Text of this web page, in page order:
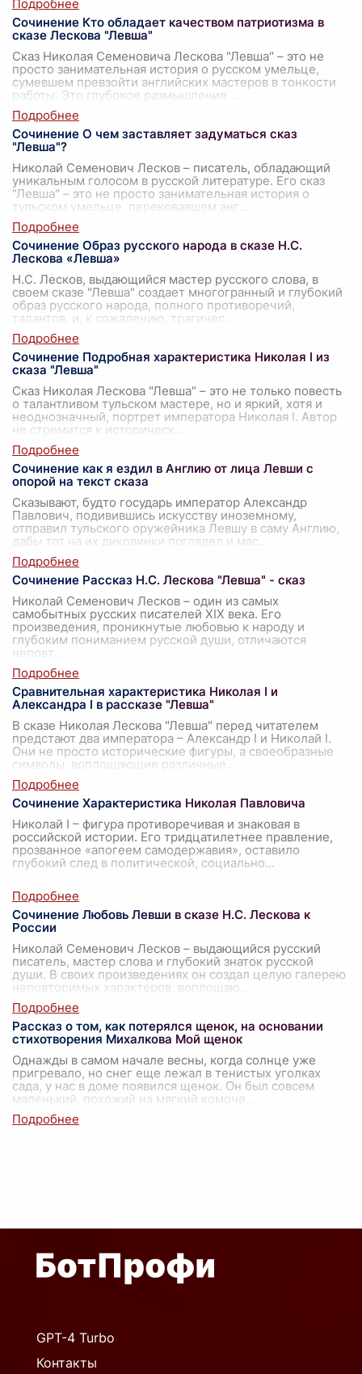
Сочинение Кто обладает качеством патриотизма в
сказе Лескова "Левша"
Сказ Николая Семеновича Лескова "Левша" – это не
просто занимательная история о русском умельце,
сумевшем превзойти английских мастеров в тонкости
работы. Это глубокое размышление
Сочинение О чем заставляет задуматься сказ
"Левша"?
Николай Семенович Лесков – писатель, обладающий
уникальным голосом в русской литературе. Его сказ
"Левша" – это не просто занимательная история о
тульском умельце, перековавшем анг
Сочинение Образ русского народа в сказе Н.С.
Лескова «Левша»
Н.С. Лесков, выдающийся мастер русского слова, в
своем сказе "Левша" создает многогранный и глубокий
образ русского народа, полного противоречий,
талантов, и, к сожалению, трагичес
Сочинение Подробная характеристика Николая I из
сказа "Левша"
Сказ Николая Лескова "Левша" – это не только повесть
о талантливом тульском мастере, но и яркий, хотя и
неоднозначный, портрет императора Николая I. Автор
не стремится к историческ
Сочинение как я ездил в Англию от лица Левши с
опорой на текст сказа
Сказывают, будто государь император Александр
Павлович, подивившись искусству иноземному,
отправил тульского оружейника Левшу в саму Англию,
дабы тот на их диковинки поглядел и мас
Сочинение Рассказ Н.С. Лескова "Левша" - сказ
Николай Семенович Лесков – один из самых
самобытных русских писателей XIX века. Его
произведения, проникнутые любовью к народу и
глубоким пониманием русской души, отличаются
неповт
Сравнительная характеристика Николая I и
Александра I в рассказе "Левша"
В сказе Николая Лескова "Левша" перед читателем
предстают два императора – Александр I и Николай I.
Они не просто исторические фигуры, а своеобразные
символы, воплощающие различные
Сочинение Характеристика Николая Павловича
Николай I – фигура противоречивая и знаковая в
российской истории. Его тридцатилетнее правление,
прозванное «апогеем самодержавия», оставило
глубокий след в политической, социально...
Сочинение Любовь Левши в сказе Н.С. Лескова к
России
Николай Семенович Лесков – выдающийся русский
писатель, мастер слова и глубокий знаток русской
души. В своих произведениях он создал целую галерею
неповторимых характеров, воплощаю
Рассказ о том, как потерялся щенок, на основании
стихотворения Михалкова Мой щенок
Однажды в самом начале весны, когда солнце уже
пригревало, но снег еще лежал в тенистых уголках
сада, у нас в доме появился щенок. Он был совсем
маленький, похожий на мягкий комоче
GPT-4 Turbo
Контакты